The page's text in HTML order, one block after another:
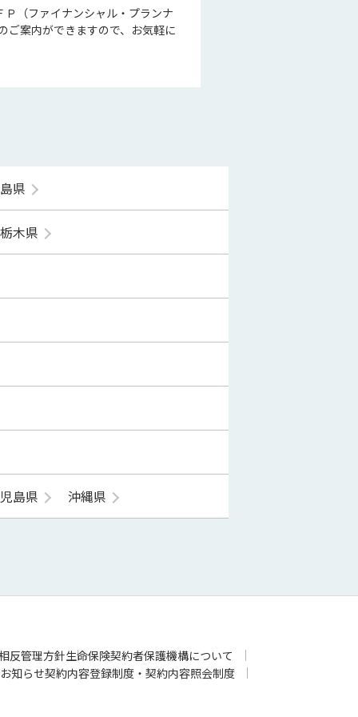
（ファイナンシャル・プランナ
ご案内ができますので、お気軽に
県
栃木県
島県 沖縄県
反管理方針生命保険契約者保護機構について
知らせ契約内容登録制度・契約内容照会制度